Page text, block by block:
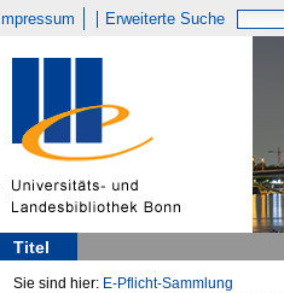
Impressum Erweiterte Suche
Titel
Sie sind hier: E-Pflicht-Sammlung